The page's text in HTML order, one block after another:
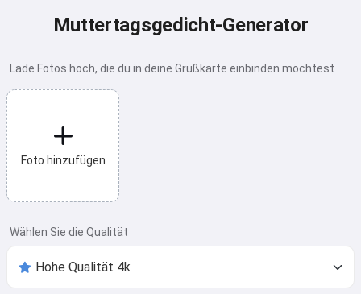
Muttertagsgedicht-Generator
Lade Fotos hoch, die du in deine Grußkarte einbinden möchtest
Foto hinzufügen
Wählen Sie die Qualität